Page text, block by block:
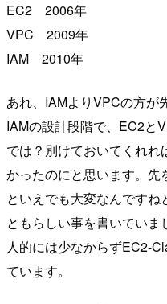
EC2 2006年
VPC 2009年
IAM 2010年
あれ、IAMよりVPCの方が
IAMの設計段階で、EC2と
では？別けておいてくれ
かったのにと思います。先
といえでも大変なんです
ともらしい事を書いてい
人的には少なからずEC2-
ています。